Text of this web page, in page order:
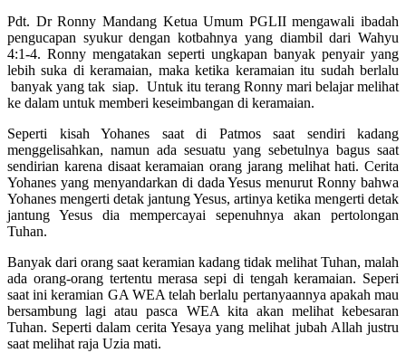
Pdt. Dr Ronny Mandang Ketua Umum PGLII mengawali ibadah
pengucapan syukur dengan kotbahnya yang diambil dari Wahyu
4:1-4. Ronny mengatakan seperti ungkapan banyak penyair yang
lebih suka di keramaian, maka ketika keramaian itu sudah berlalu
banyak yang tak siap. Untuk itu terang Ronny mari belajar melihat
ke dalam untuk memberi keseimbangan di keramaian.
Seperti kisah Yohanes saat di Patmos saat sendiri kadang
menggelisahkan, namun ada sesuatu yang sebetulnya bagus saat
sendirian karena disaat keramaian orang jarang melihat hati. Cerita
Yohanes yang menyandarkan di dada Yesus menurut Ronny bahwa
Yohanes mengerti detak jantung Yesus, artinya ketika mengerti detak
jantung Yesus dia mempercayai sepenuhnya akan pertolongan
Tuhan.
Banyak dari orang saat keramian kadang tidak melihat Tuhan, malah
ada orang-orang tertentu merasa sepi di tengah keramaian. Seperi
saat ini keramian GA WEA telah berlalu pertanyaannya apakah mau
bersambung lagi atau pasca WEA kita akan melihat kebesaran
Tuhan. Seperti dalam cerita Yesaya yang melihat jubah Allah justru
saat melihat raja Uzia mati.